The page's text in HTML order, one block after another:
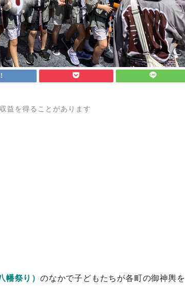
益を得ることがあります
幡祭り）のなかで子どもたちが各町の御神輿を